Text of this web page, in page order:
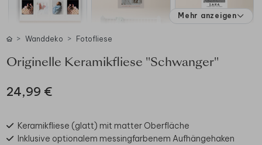
Mehr anzeigen
Wanddeko Fotofliese
Originelle Keramikfliese "Schwanger"
24,99 €
Keramikfliese (glatt) mit matter Oberfläche
Inklusive optionalem messingfarbenem Aufhängehaken